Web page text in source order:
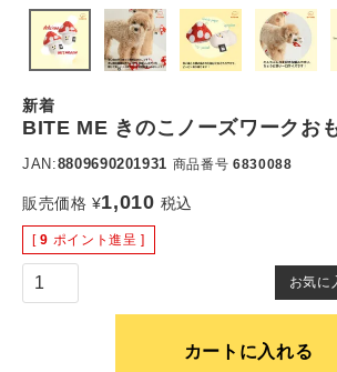
新着
BITE ME きのこノーズワークお
JAN:8809690201931 商品番号 6830088
販売価格 ¥1,010 税込
[ 9 ポイント進呈 ]
お気に
カートに入れる